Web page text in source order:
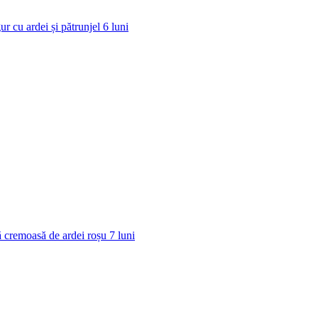
cu ardei și pătrunjel 6 luni
cremoasă de ardei roșu 7 luni